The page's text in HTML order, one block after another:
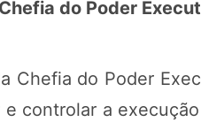
do Poder
Chefia do Poder
e controlar a